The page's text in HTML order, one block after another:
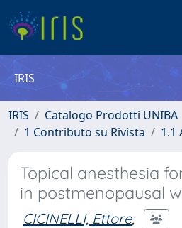
IRIS
IRIS
Catalogo Prodotti UNIBA
1 Contributo su Rivista
1.1
Topical anesthesia
in postmenopausal
CICINELLI, Ettore;